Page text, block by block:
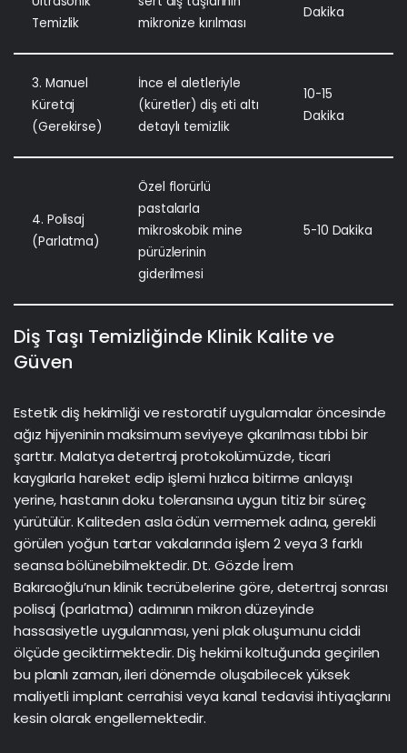
Temizlik
mikronize kırılması
Dakika
3. Manuel
Küretaj
(Gerekirse)
İnce el aletleriyle
(küretler) diş eti altı
detaylı temizlik
10-15
Dakika
4. Polisaj
(Parlatma)
Özel florürlü
pastalarla
mikroskobik mine
pürüzlerinin
giderilmesi
5-10 Dakika
Diş Taşı Temizliğinde Klinik Kalite ve
Güven
Estetik diş hekimliği ve restoratif uygulamalar öncesinde
ağız hijyeninin maksimum seviyeye çıkarılması tıbbi bir
şarttır. Malatya detertraj protokolümüzde, ticari
kaygılarla hareket edip işlemi hızlıca bitirme anlayışı
yerine, hastanın doku toleransına uygun titiz bir süreç
yürütülür. Kaliteden asla ödün vermemek adına, gerekli
görülen yoğun tartar vakalarında işlem 2 veya 3 farklı
seansa bölünebilmektedir. Dt. Gözde İrem
Bakırcıoğlu’nun klinik tecrübelerine göre, detertraj sonrası
polisaj (parlatma) adımının mikron düzeyinde
hassasiyetle uygulanması, yeni plak oluşumunu ciddi
ölçüde geciktirmektedir. Diş hekimi koltuğunda geçirilen
bu planlı zaman, ileri dönemde oluşabilecek yüksek
maliyetliimplant cerrahisi veya kanal tedavisi ihtiyaçlarını
kesin olarak engellemektedir.